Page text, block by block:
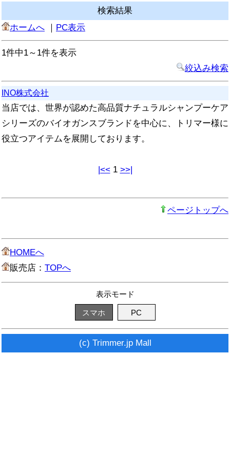
検索結果
ホームへ
｜ PC表示
1件中1～1件を表示
絞込み検索
INO株式会社
当店では、世界が認めた高品質ナチュラルシャンプーケア
シリーズのバイオガンスブランドを中心に、トリマー様に
役立つアイテムを展開しております。
|<< 1 >>|
ページトップへ
HOMEへ
販売店： TOPへ
表示モード
スマホ PC
(c) Trimmer.jp Mall